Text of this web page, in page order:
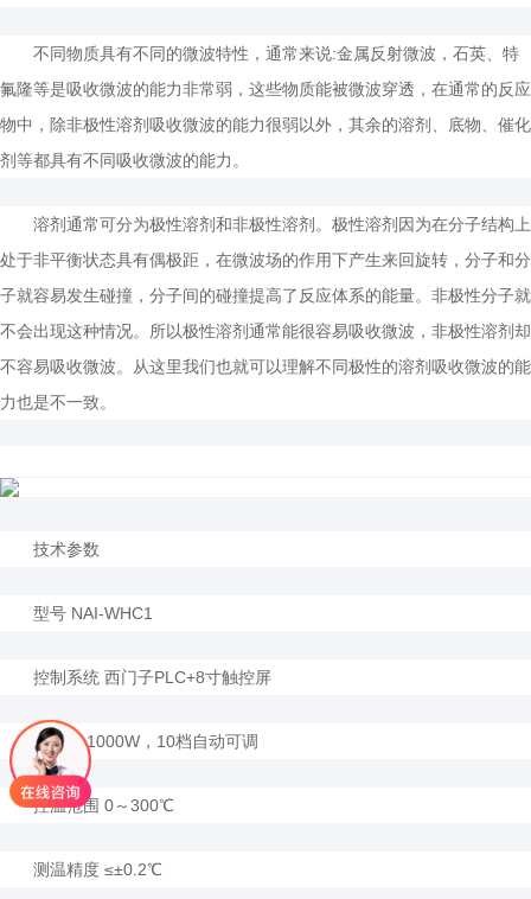
不同物质具有不同的微波特性，通常来说:金属反射微波，石英、特
氟隆等是吸收微波的能力非常弱，这些物质能被微波穿透，在通常的反应
物中，除非极性溶剂吸收微波的能力很弱以外，其余的溶剂、底物、催化
剂等都具有不同吸收微波的能力。
溶剂通常可分为极性溶剂和非极性溶剂。极性溶剂因为在分子结构上
处于非平衡状态具有偶极距，在微波场的作用下产生来回旋转，分子和分
子就容易发生碰撞，分子间的碰撞提高了反应体系的能量。非极性分子就
不会出现这种情况。所以极性溶剂通常能很容易吸收微波，非极性溶剂却
不容易吸收微波。从这里我们也就可以理解不同极性的溶剂吸收微波的能
力也是不一致。
技术参数
型号 NAI-WHC1
控制系统 西门子PLC+8寸触控屏
功率 0-1000W，10档自动可调
控温范围 0～300℃
测温精度 ≤±0.2℃